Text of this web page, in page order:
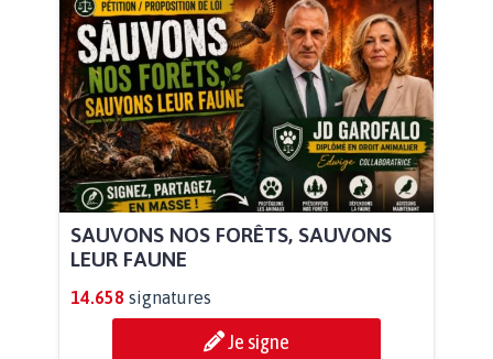
SAUVONS NOS FORÊTS, SAUVONS
LEUR FAUNE
14.658 signatures
Je signe